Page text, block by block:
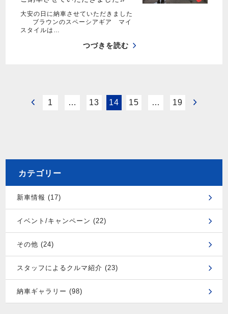
大安の日に納車させていただきました
ブラウンのスペーシアギア マイ
スタイルは…
つづきを読む
1 … 13 14 15 … 19
カテゴリー
新車情報 (17)
イベント/キャンペーン (22)
その他 (24)
スタッフによるクルマ紹介 (23)
納車ギャラリー (98)